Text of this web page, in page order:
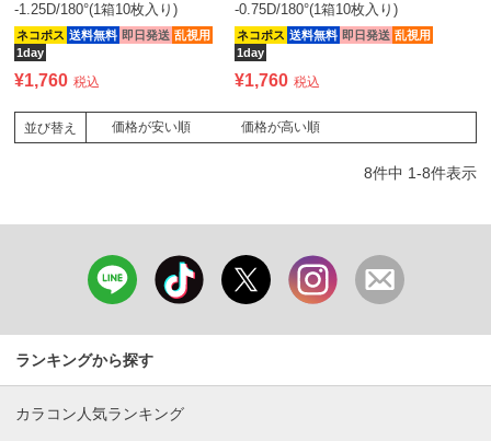
-1.25D/180°(1箱10枚入り)
ネコポス 送料無料 即日発送 乱視用
1day
¥1,760 税込
-0.75D/180°(1箱10枚入り)
ネコポス 送料無料 即日発送 乱視用
1day
¥1,760 税込
並び替え 価格が安い順 価格が高い順
8件中 1-8件表示
ランキングから探す
カラコン人気ランキング